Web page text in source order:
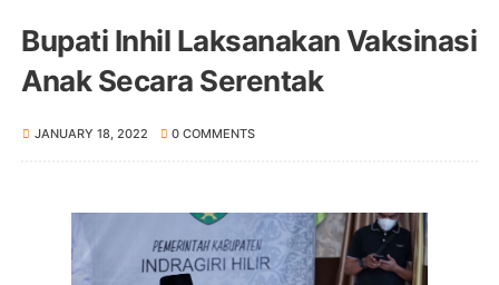
Bupati Inhil Laksanakan Vaksinasi
Anak Secara Serentak
JANUARY 18, 2022 0 COMMENTS